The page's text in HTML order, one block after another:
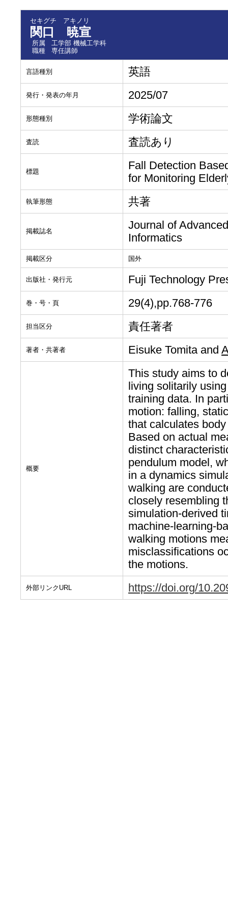
セキグチ アキノリ
関口 暁宣
所属
工学部 機械工学科
職種
専任講師
言語種別 英語
発行・発表の年月 2025/07
形態種別 学術論文
査読 査読あり
標題
Fall Detection
for Monitoring
執筆形態 共著
掲載誌名
Journal of
Informatics
掲載区分 国外
出版社・発行元 Fuji Technology
巻・号・頁 29(4),pp.768-776
担当区分 責任著者
著者・共著者 Eisuke Tomita and
概要
This study aims to
living solitarily
training data. In
motion: falling,
that calculates
Based on actual
distinct
pendulum model,
in a dynamics
walking are
closely resembling
simulation-derived
machine-learning-
walking motions
misclassifications
the motions.
外部リンクURL https://doi.org/